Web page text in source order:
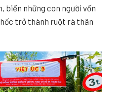
biến những con người vốn
trở thành ruột rà thân